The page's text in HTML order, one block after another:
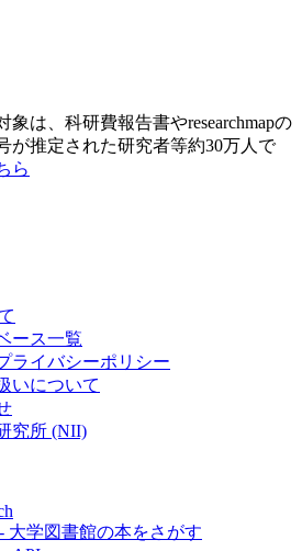
は、科研費報告書やresearchmapの
が推定された研究者等約30万人で
ら
ース一覧
ライバシーポリシー
いについて
究所 (NII)
大学図書館の本をさがす